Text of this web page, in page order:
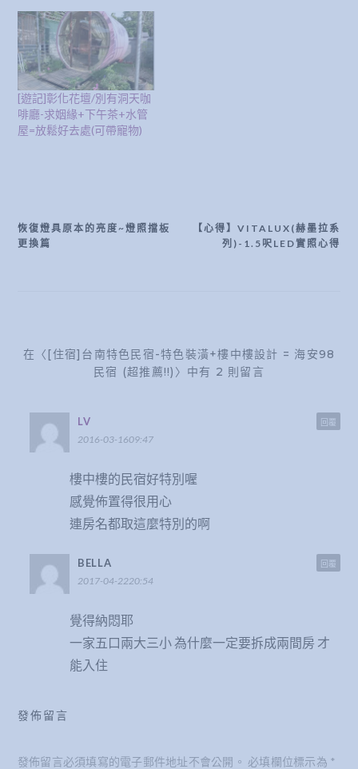
[遊記]彰化花壇/別有洞天咖
啡廳-求姻緣+下午茶+水管
屋=放鬆好去處(可帶寵物)
文
【心得】VITALUX(赫墨拉系
列)-1.5呎LED實照心得
恢復燈具原本的亮度~燈照擋板
更換篇
在〈[住宿]台南特色民宿-特色裝潢+樓中樓設計 = 海安98
民宿 (超推薦!!)〉中有 2 則留言
LV
2016-03-1609:47
樓中樓的民宿好特別喔
感覺佈置得很用心
連房名都取這麼特別的啊
回覆
BELLA
2017-04-2220:54
覺得納悶耶
一家五口兩大三小 為什麼一定要拆成兩間房 才
能入住
回覆
發佈留言
發佈留言必須填寫的電子郵件地址不會公開。 必填欄位標示為 *